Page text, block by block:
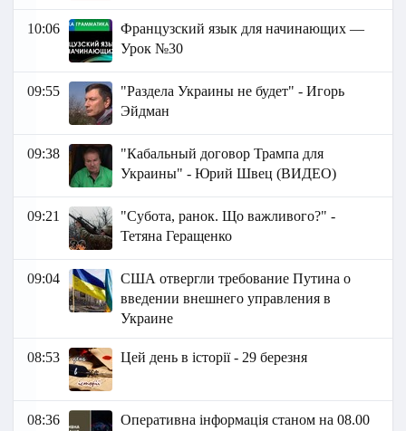
10:06
Французский язык для начинающих —
Урок №30
09:55
"Раздела Украины не будет" - Игорь
Эйдман
09:38
"Кабальный договор Трампа для
Украины" - Юрий Швец (ВИДЕО)
09:21
"Субота, ранок. Що важливого?" -
Тетяна Геращенко
09:04
США отвергли требование Путина о
введении внешнего управления в
Украине
08:53 Цей день в історії - 29 березня
08:36
Оперативна інформація станом на 08.00